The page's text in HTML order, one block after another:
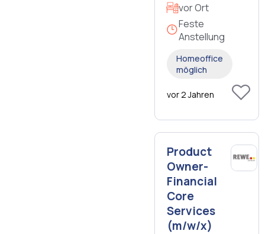
vor Ort
Feste
Anstellung
Homeoffice
möglich
vor 2 Jahren
Product
Owner-
Financial
Core
Services
(m/w/x)